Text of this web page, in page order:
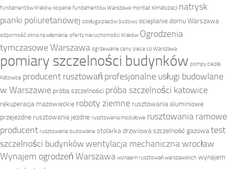
fundamentów Kraków kopanie fundamentów Warszawa montaż klimatyzacji natrysk
pianki poliuretanowej obsługa placów budowy ocieplanie domu Warszawa
odporność okna na włamanie oferty nieruchomości Kraków Ogrodzenia
tymczasowe Warszawa ogrzewanie ceny piece co Warszawa
pomiary szczelności budynków pompy ciepła
Katowice producent rusztowań profesjonalne usługi budowlane
w Warszawie próba szczelności próba szczelności katowice
rekuperacja mazowieckie roboty ziemne rusztowania aluminiowe
przejezdne rusztowania jezdne rusztowania modułowe rusztowania ramowe
producent rusztowanie budowlane stolarka drzwiowaszczelność gazowatest
szczelności budynkówwentylacja mechaniczna wrocław
Wynajem ogrodzeń Warszawa wynajem rusztowań warszawskich wynajem